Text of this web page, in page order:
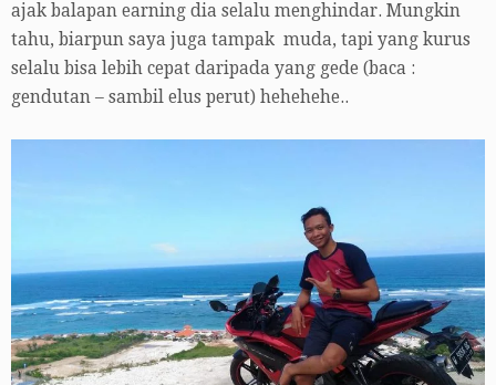
ajak balapan earning dia selalu menghindar. Mungkin
tahu, biarpun saya juga tampak muda, tapi yang kurus
selalu bisa lebih cepat daripada yang gede (baca :
gendutan – sambil elus perut) hehehehe..